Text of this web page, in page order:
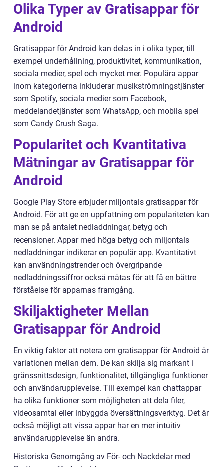
Olika Typer av Gratisappar för
Android
Gratisappar för Android kan delas in i olika typer, till
exempel underhållning, produktivitet, kommunikation,
sociala medier, spel och mycket mer. Populära appar
inom kategorierna inkluderar musikströmningstjänster
som Spotify, sociala medier som Facebook,
meddelandetjänster som WhatsApp, och mobila spel
som Candy Crush Saga.
Popularitet och Kvantitativa
Mätningar av Gratisappar för
Android
Google Play Store erbjuder miljontals gratisappar för
Android. För att ge en uppfattning om populariteten kan
man se på antalet nedladdningar, betyg och
recensioner. Appar med höga betyg och miljontals
nedladdningar indikerar en populär app. Kvantitativt
kan användningstrender och övergripande
nedladdningssiffror också mätas för att få en bättre
förståelse för apparnas framgång.
Skiljaktigheter Mellan
Gratisappar för Android
En viktig faktor att notera om gratisappar för Android är
variationen mellan dem. De kan skilja sig markant i
gränssnittsdesign, funktionalitet, tillgängliga funktioner
och användarupplevelse. Till exempel kan chattappar
ha olika funktioner som möjligheten att dela filer,
videosamtal eller inbyggda översättningsverktyg. Det är
också möjligt att vissa appar har en mer intuitiv
användarupplevelse än andra.
Historiska Genomgång av För- och Nackdelar med